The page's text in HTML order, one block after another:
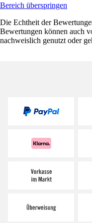
Bereich überspringen
Die Echtheit der
Bewertungen können auch
nachweislich genutzt oder